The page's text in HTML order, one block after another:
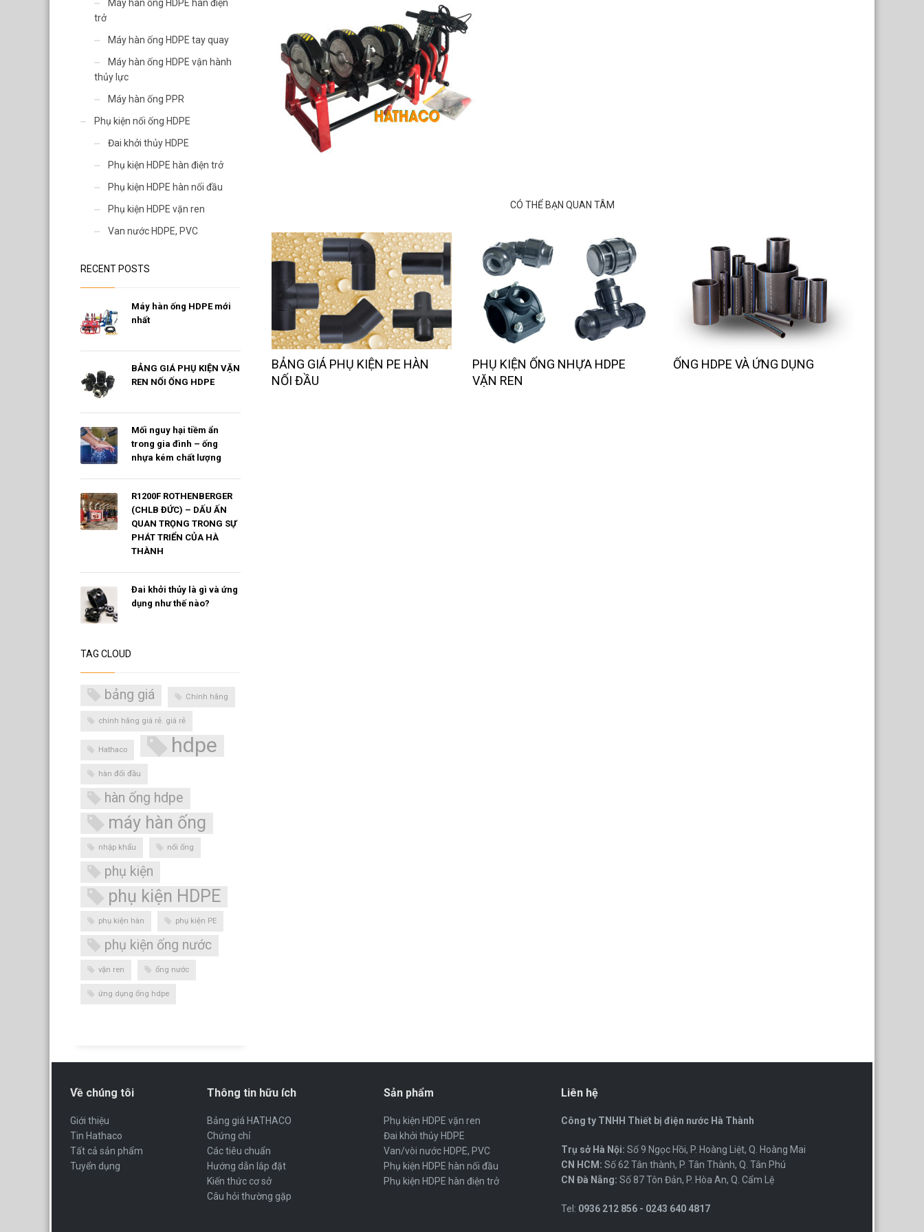
CÓ THỂ BẠN QUAN TÂM
BẢNG GIÁ PHỤ KIỆN PE HÀN
NỐI ĐẦU
PHỤ KIỆN ỐNG NHỰA HDPE
VẶN REN
ỐNG HDPE VÀ ỨNG DỤNG
Máy hàn ống HDPE hàn điện
trở
Máy hàn ống HDPE tay quay
Máy hàn ống HDPE vận hành
thủy lực
Máy hàn ống PPR
Phụ kiện nối ống HDPE
Đai khởi thủy HDPE
Phụ kiện HDPE hàn điện trở
Phụ kiện HDPE hàn nối đầu
Phụ kiện HDPE vặn ren
Van nước HDPE, PVC
RECENT POSTS
Máy hàn ống HDPE mới
nhất
BẢNG GIÁ PHỤ KIỆN VẶN
REN NỐI ỐNG HDPE
Mối nguy hại tiềm ẩn
trong gia đình – ống
nhựa kém chất lượng
R1200F ROTHENBERGER
(CHLB ĐỨC) – DẤU ẤN
QUAN TRỌNG TRONG SỰ
PHÁT TRIỂN CỦA HÀ
THÀNH
Đai khởi thủy là gì và ứng
dụng như thế nào?
TAG CLOUD
bảng giá Chính hãng
chính hãng giá rẻ. giá rẻ
Hathaco hdpe
hàn đối đầu
hàn ống hdpe
máy hàn ống
nhập khẩu nối ống
phụ kiện
phụ kiện HDPE
phụ kiện hàn phụ kiện PE
phụ kiện ống nước
vặn ren ống nước
ứng dụng ống hdpe
Về chúng tôi
Giới thiệu
Tin Hathaco
Tất cả sản phẩm
Tuyển dụng
Thông tin hữu ích
Bảng giá HATHACO
Chứng chỉ
Các tiêu chuẩn
Hướng dẫn lắp đặt
Kiến thức cơ sở
Câu hỏi thường gặp
Sản phẩm
Phụ kiện HDPE vặn ren
Đai khởi thủy HDPE
Van/vòi nước HDPE, PVC
Phụ kiện HDPE hàn nối đầu
Phụ kiện HDPE hàn điện trở
Liên hệ
Công ty TNHH Thiết bị điện nước Hà Thành
Trụ sở Hà Nội: Số 9 Ngọc Hồi, P. Hoàng Liệt, Q. Hoàng Mai
CN HCM: Số 62 Tân thành, P. Tân Thành, Q. Tân Phú
CN Đà Nẵng: Số 87 Tôn Đản, P. Hòa An, Q. Cẩm Lệ
Tel: 0936 212 856 - 0243 640 4817